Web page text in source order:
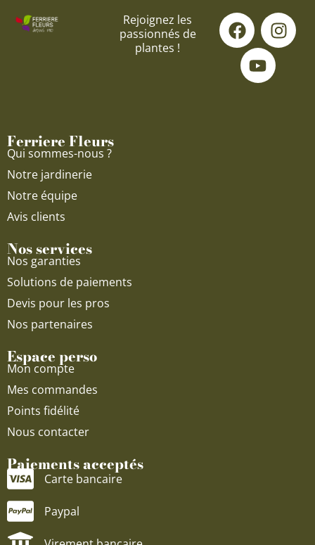
Rejoignez les
passionnés de
plantes !
F
a
c
e
I
n
s
Y
o
u
t
u
Ferriere Fleurs
Qui sommes-nous ?
Notre jardinerie
Notre équipe
Avis clients
Nos services
Nos garanties
Solutions de paiements
Devis pour les pros
Nos partenaires
Espace perso
Mon compte
Mes commandes
Points fidélité
Nous contacter
Paiements acceptés
Carte bancaire
Paypal